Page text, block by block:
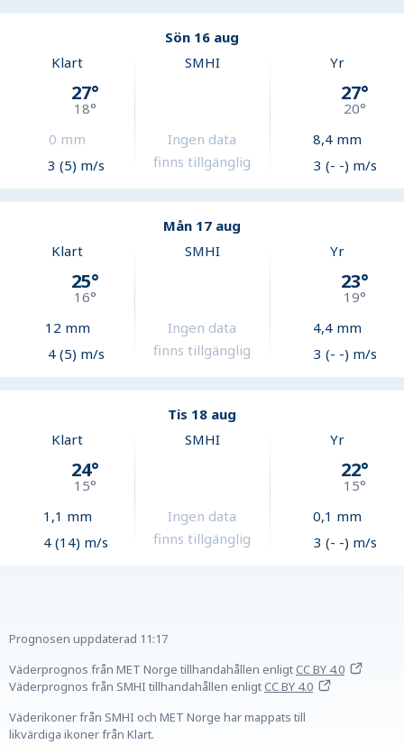
Sön 16 aug
Klart
27°
18°
0 mm
3 (5) m/s
SMHI
Ingen data
finns tillgänglig
Yr
27°
20°
8,4mm
3 (- -) m/s
Mån 17 aug
Klart
25°
16°
12 mm
4 (5) m/s
SMHI
Ingen data
finns tillgänglig
Yr
23°
19°
4,4mm
3 (- -) m/s
Tis 18 aug
Klart
24°
15°
1,1 mm
4 (14) m/s
SMHI
Ingen data
finns tillgänglig
Yr
22°
15°
0,1 mm
3 (- -) m/s
Prognosen uppdaterad 11:17
Väderprognos från MET Norge tillhandahållen enligtCC BY 4.0
Väderprognos från SMHI tillhandahållen enligtCC BY 4.0
Väderikoner från SMHI och MET Norge har mappats till
likvärdiga ikoner från Klart.